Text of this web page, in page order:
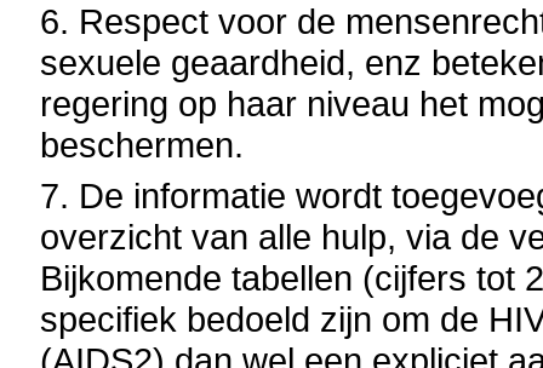
6. Respect voor de
sexuele geaardheid, enz
regering op haar niveau het
beschermen.
7. De informatie wordt
overzicht van alle hulp, via de
Bijkomende tabellen (cijfers tot
specifiek bedoeld zijn om de